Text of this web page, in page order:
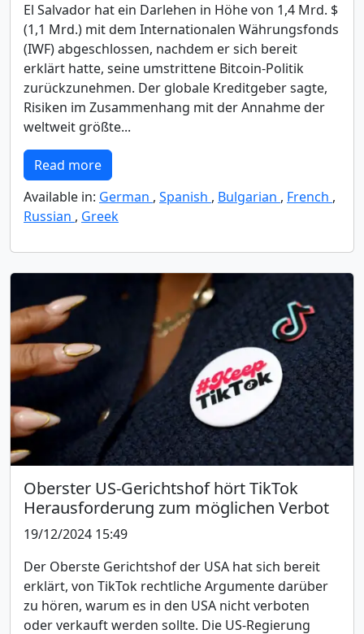
El Salvador hat ein Darlehen in Höhe von 1,4 Mrd. $
(1,1 Mrd.) mit dem Internationalen Währungsfonds
(IWF) abgeschlossen, nachdem er sich bereit
erklärt hatte, seine umstrittene Bitcoin-Politik
zurückzunehmen. Der globale Kreditgeber sagte,
Risiken im Zusammenhang mit der Annahme der
weltweit größte...
Read more
Available in: German , Spanish , Bulgarian , French ,
Russian , Greek
Oberster US-Gerichtshof hört TikTok
Herausforderung zum möglichen Verbot
19/12/2024 15:49
Der Oberste Gerichtshof der USA hat sich bereit
erklärt, von TikTok rechtliche Argumente darüber
zu hören, warum es in den USA nicht verboten
oder verkauft werden sollte. Die US-Regierung